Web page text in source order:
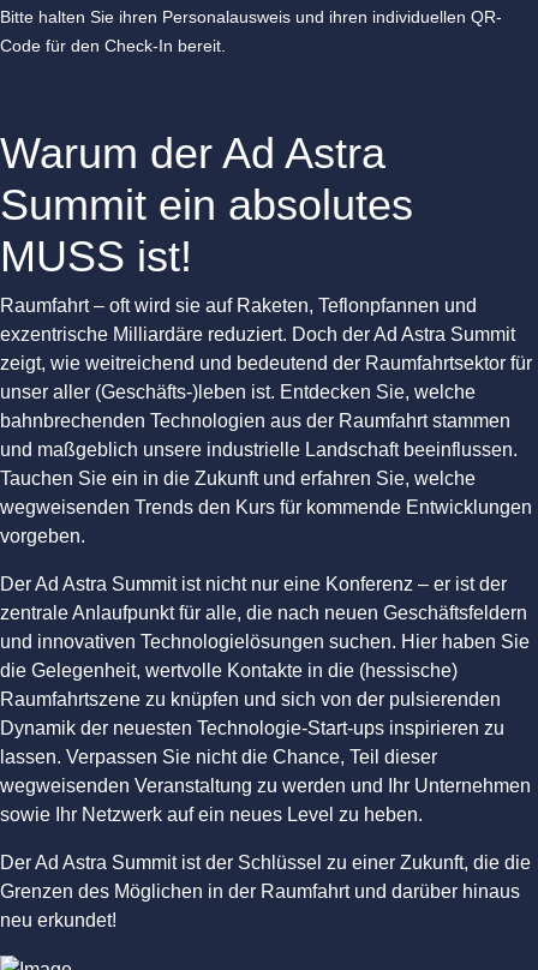
Bitte halten Sie ihren Personalausweis und ihren individuellen QR-
Code für den Check-In bereit.
Warum der Ad Astra
Summit ein absolutes
MUSS ist!
Raumfahrt – oft wird sie auf Raketen, Teflonpfannen und
exzentrische Milliardäre reduziert. Doch der Ad Astra Summit
zeigt, wie weitreichend und bedeutend der Raumfahrtsektor für
unser aller (Geschäfts-)leben ist. Entdecken Sie, welche
bahnbrechenden Technologien aus der Raumfahrt stammen
und maßgeblich unsere industrielle Landschaft beeinflussen.
Tauchen Sie ein in die Zukunft und erfahren Sie, welche
wegweisenden Trends den Kurs für kommende Entwicklungen
vorgeben.
Der Ad Astra Summit ist nicht nur eine Konferenz – er ist der
zentrale Anlaufpunkt für alle, die nach neuen Geschäftsfeldern
und innovativen Technologielösungen suchen. Hier haben Sie
die Gelegenheit, wertvolle Kontakte in die (hessische)
Raumfahrtszene zu knüpfen und sich von der pulsierenden
Dynamik der neuesten Technologie-Start-ups inspirieren zu
lassen. Verpassen Sie nicht die Chance, Teil dieser
wegweisenden Veranstaltung zu werden und Ihr Unternehmen
sowie Ihr Netzwerk auf ein neues Level zu heben.
Der Ad Astra Summit ist der Schlüssel zu einer Zukunft, die die
Grenzen des Möglichen in der Raumfahrt und darüber hinaus
neu erkundet!